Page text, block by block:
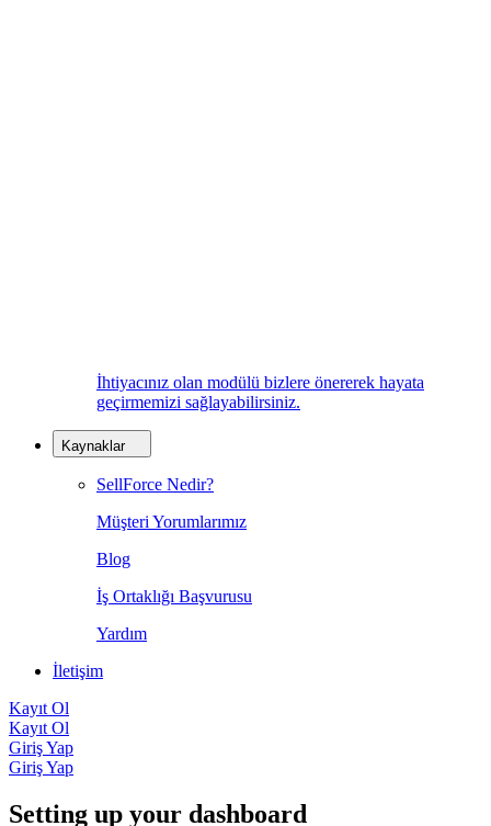
İhtiyacınız olan modülü bizlere önererek hayata
geçirmemizi sağlayabilirsiniz.
Kaynaklar
SellForce Nedir?
Müşteri Yorumlarımız
Blog
İş Ortaklığı Başvurusu
Yardım
İletişim
Kayıt Ol
Kayıt Ol
Giriş Yap
Giriş Yap
Setting up your dashboard